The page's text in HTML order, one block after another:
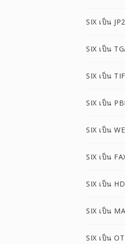
SIX เป็น JP2
SIX เป็น
SIX เป็น
SIX เป็น
SIX เป็น
SIX เป็น
SIX เป็น
SIX เป็น
SIX เป็น